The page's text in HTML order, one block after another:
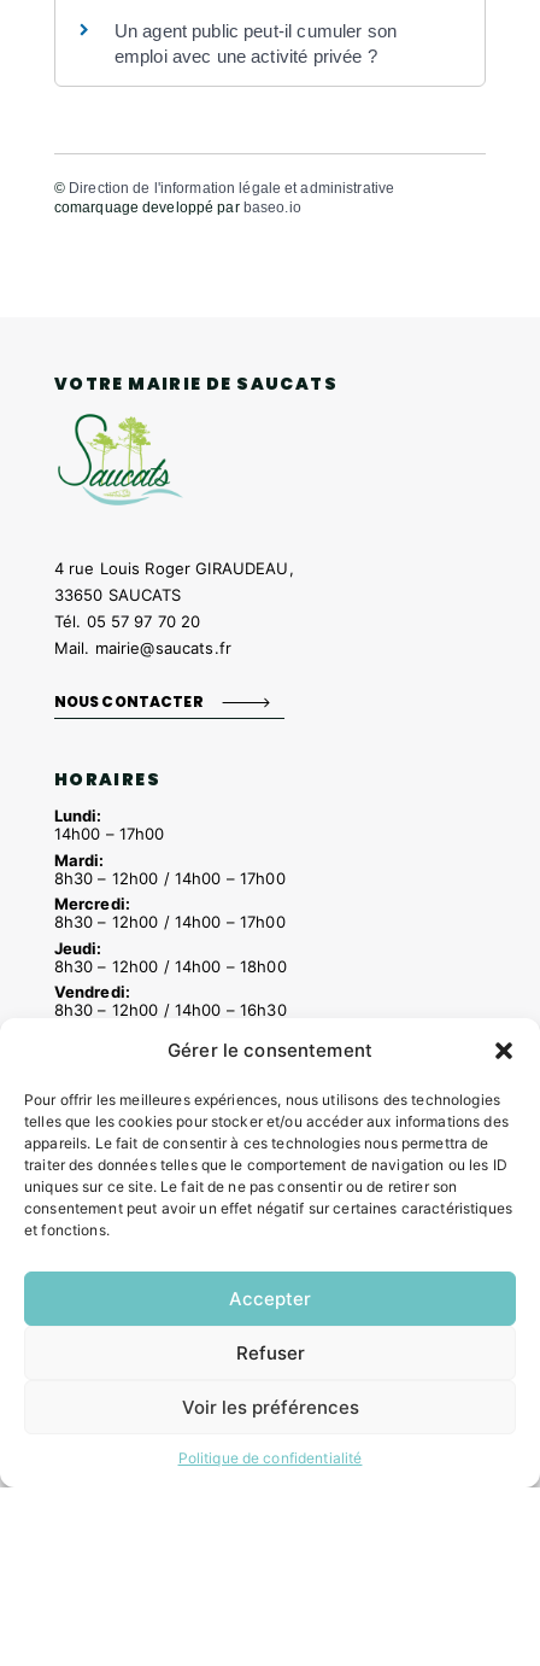
Gérer le consentement
Pour offrir les meilleures expériences, nous utilisons des technologies
telles que les cookies pour stocker et/ou accéder aux informations des
appareils. Le fait de consentir à ces technologies nous permettra de
traiter des données telles que le comportement de navigation ou les ID
uniques sur ce site. Le fait de ne pas consentir ou de retirer son
consentement peut avoir un effet négatif sur certaines caractéristiques
et fonctions.
Accepter
Refuser
Voir les préférences
Politique de confidentialité
Un agent public peut-il cumuler son
emploi avec une activité privée ?
© Direction de l'information légale et administrative
comarquage developpé par baseo.io
VOTRE MAIRIE DE SAUCATS
4 rue Louis Roger GIRAUDEAU,
33650 SAUCATS
Tél. 05 57 97 70 20
Mail. mairie@saucats.fr
NOUS CONTACTER
HORAIRES
Lundi:
14h00 – 17h00
Mardi:
8h30 – 12h00 / 14h00 – 17h00
Mercredi:
8h30 – 12h00 / 14h00 – 17h00
Jeudi:
8h30 – 12h00 / 14h00 – 18h00
Vendredi:
8h30 – 12h00 / 14h00 – 16h30
ACCÉS RAPIDES
Contacter la mairie
Pôle santé
Le Saucatais
Formalités administratives
Restauration scolaire
Politique de confidentialité